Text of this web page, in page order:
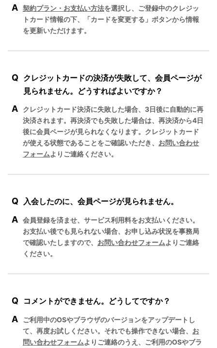
A 契約プラン・お支払い方法を選択し、ご登録中のクレジッ
トカード情報の下、「カードを変更する」ボタンから情報
を更新いただけます。
Q クレジットカードの決済が失敗して、会員ページが
見られません。どうすればよいですか？
A
クレジットカード決済に失敗した場合、3日後に自動的に再
決済されます。再決済でも失敗した場合は、再決済から4日
後に会員ページが見られなくなります。クレジットカード
が使える状態であることをご確認いただき、 お問い合わせ
フォームよりご連絡ください。
Q 入会したのに、会員ページが見られません。
A 会員登録を済ませ、サービス利用料をお支払いください。
お支払い後でも見られない場合、お申し込み状況を事務局
で確認いたしますので、 お問い合わせフォームよりご連絡
ください。
Q コメントができません。どうしてですか？
A
ご利用中のOSやブラウザのバージョンをアップデートし
て、再度お試しください。それでも操作できない場合、 お
問い合わせフォームよりご連絡のうえ、ご利用のOSやブラ